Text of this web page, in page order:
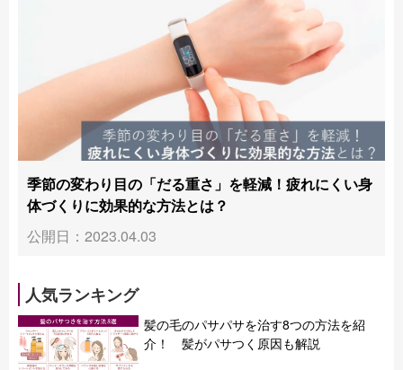
季節の変わり目の「だる重さ」を軽減！疲れにくい身
体づくりに効果的な方法とは？
公開日：2023.04.03
人気ランキング
髪の毛のパサパサを治す8つの方法を紹
介！ 髪がパサつく原因も解説